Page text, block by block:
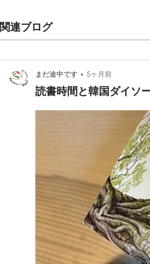
関連ブログ
まだ途中です • 5ヶ月前
読書時間と韓国ダイソ